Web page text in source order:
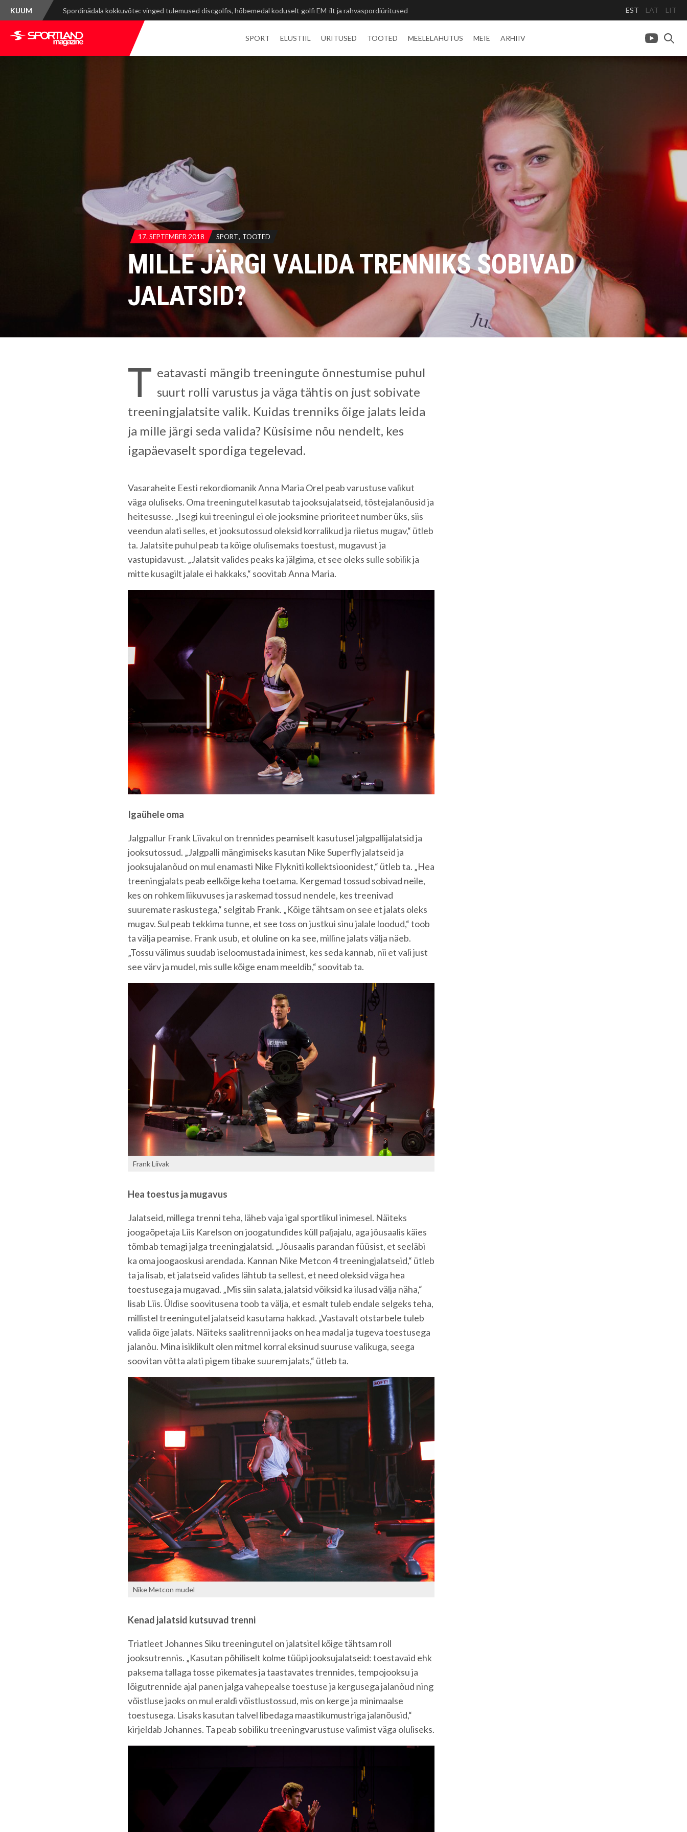
KUUM Mont-Blanc Marathon: rasked tõusud, võimsad vaated ja unustamatu kogemus EST LAT LIT
SPORT ELUSTIIL ÜRITUSED TOOTED MEELELAHUTUS MEIE ARHIIV
17. SEPTEMBER 2018 SPORT TOOTED
MILLE JÄRGI VALIDA TRENNIKS SOBIVAD
JALATSID?
T eatavasti mängib treeningute õnnestumise puhul
suurt rolli varustus ja väga tähtis on just sobivate
treeningjalatsite valik. Kuidas trenniks õige jalats leida
ja mille järgi seda valida? Küsisime nõu nendelt, kes
igapäevaselt spordiga tegelevad.
Vasaraheite Eesti rekordiomanik Anna Maria Orel peab varustuse valikut
väga oluliseks. Oma treeningutel kasutab ta jooksujalatseid, tõstejalanõusid ja
heitesusse. „Isegi kui treeningul ei ole jooksmine prioriteet number üks, siis
veendun alati selles, et jooksutossud oleksid korralikud ja riietus mugav,“ ütleb
ta. Jalatsite puhul peab ta kõige olulisemaks toestust, mugavust ja
vastupidavust. „Jalatsit valides peaks ka jälgima, et see oleks sulle sobilik ja
mitte kusagilt jalale ei hakkaks,“ soovitab Anna Maria.
Igaühele oma
Jalgpallur Frank Liivakul on trennides peamiselt kasutusel jalgpallijalatsid ja
jooksutossud. „Jalgpalli mängimiseks kasutan Nike Superfly jalatseid ja
jooksujalanõud on mul enamasti Nike Flykniti kollektsioonidest,“ ütleb ta. „Hea
treeningjalats peab eelkõige keha toetama. Kergemad tossud sobivad neile,
kes on rohkem liikuvuses ja raskemad tossud nendele, kes treenivad
suuremate raskustega,“ selgitab Frank. „Kõige tähtsam on see et jalats oleks
mugav. Sul peab tekkima tunne, et see toss on justkui sinu jalale loodud,“ toob
ta välja peamise. Frank usub, et oluline on ka see, milline jalats välja näeb.
„Tossu välimus suudab iseloomustada inimest, kes seda kannab, nii et vali just
see värv ja mudel, mis sulle kõige enam meeldib,“ soovitab ta.
Frank Liivak
Hea toestus ja mugavus
Jalatseid, millega trenni teha, läheb vaja igal sportlikul inimesel. Näiteks
joogaõpetaja Liis Karelson on joogatundides küll paljajalu, aga jõusaalis käies
tõmbab temagi jalga treeningjalatsid. „Jõusaalis parandan füüsist, et seeläbi
ka oma joogaoskusi arendada. Kannan Nike Metcon 4 treeningjalatseid,“ ütleb
ta ja lisab, et jalatseid valides lähtub ta sellest, et need oleksid väga hea
toestusega ja mugavad. „Mis siin salata, jalatsid võiksid ka ilusad välja näha,“
lisab Liis. Üldise soovitusena toob ta välja, et esmalt tuleb endale selgeks teha,
millistel treeningutel jalatseid kasutama hakkad. „Vastavalt otstarbele tuleb
valida õige jalats. Näiteks saalitrenni jaoks on hea madal ja tugeva toestusega
jalanõu. Mina isiklikult olen mitmel korral eksinud suuruse valikuga, seega
soovitan võtta alati pigem tibake suurem jalats,“ ütleb ta.
Nike Metcon mudel
Kenad jalatsid kutsuvad trenni
Triatleet Johannes Siku treeningutel on jalatsitel kõige tähtsam roll
jooksutrennis. „Kasutan põhiliselt kolme tüüpi jooksujalatseid: toestavaid ehk
paksema tallaga tosse pikemates ja taastavates trennides, tempojooksu ja
lõigutrennide ajal panen jalga vahepealse toestuse ja kergusega jalanõud ning
võistluse jaoks on mul eraldi võistlustossud, mis on kerge ja minimaalse
toestusega. Lisaks kasutan talvel libedaga maastikumustriga jalanõusid,“
kirjeldab Johannes. Ta peab sobiliku treeningvarustuse valimist väga oluliseks.